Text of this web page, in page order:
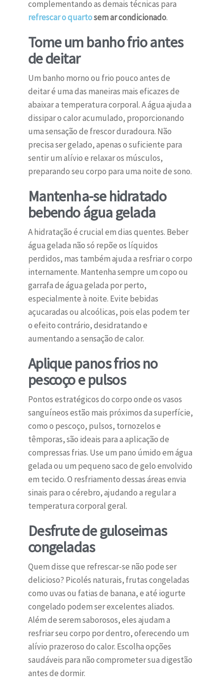
complementando as demais técnicas para
refrescar o quartosem ar condicionado.
Tome um banho frio antes
de deitar
Um banho morno ou frio pouco antes de
deitar é uma das maneiras mais eficazes de
abaixar a temperatura corporal. A água ajuda a
dissipar o calor acumulado, proporcionando
uma sensação de frescor duradoura. Não
precisa ser gelado, apenas o suficiente para
sentir um alívio e relaxar os músculos,
preparando seu corpo para uma noite de sono.
Mantenha-se hidratado
bebendo água gelada
A hidratação é crucial em dias quentes. Beber
água gelada não só repõe os líquidos
perdidos, mas também ajuda a resfriar o corpo
internamente. Mantenha sempre um copo ou
garrafa de água gelada por perto,
especialmente à noite. Evite bebidas
açucaradas ou alcoólicas, pois elas podem ter
o efeito contrário, desidratando e
aumentando a sensação de calor.
Aplique panos frios no
pescoço e pulsos
Pontos estratégicos do corpo onde os vasos
sanguíneos estão mais próximos da superfície,
como o pescoço, pulsos, tornozelos e
têmporas, são ideais para a aplicação de
compressas frias. Use um pano úmido em água
gelada ou um pequeno saco de gelo envolvido
em tecido. O resfriamento dessas áreas envia
sinais para o cérebro, ajudando a regular a
temperatura corporal geral.
Desfrute de guloseimas
congeladas
Quem disse que refrescar-se não pode ser
delicioso? Picolés naturais, frutas congeladas
como uvas ou fatias de banana, e até iogurte
congelado podem ser excelentes aliados.
Além de serem saborosos, eles ajudam a
resfriar seu corpo por dentro, oferecendo um
alívio prazeroso do calor. Escolha opções
saudáveis para não comprometer sua digestão
antes de dormir.